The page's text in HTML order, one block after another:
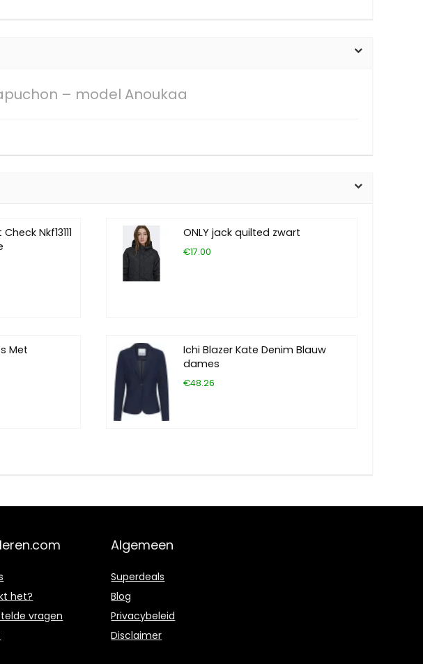
– model Anoukaa
Nkf13111
ONLY jack quilted zwart
€17.00
Met
Ichi Blazer Kate Denim Blauw
dames
€48.26
het?
vragen
Algemeen
Superdeals
Blog
Privacybeleid
Disclaimer